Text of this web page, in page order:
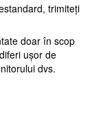
trimiteți
doar în scop
ușor de
dvs.